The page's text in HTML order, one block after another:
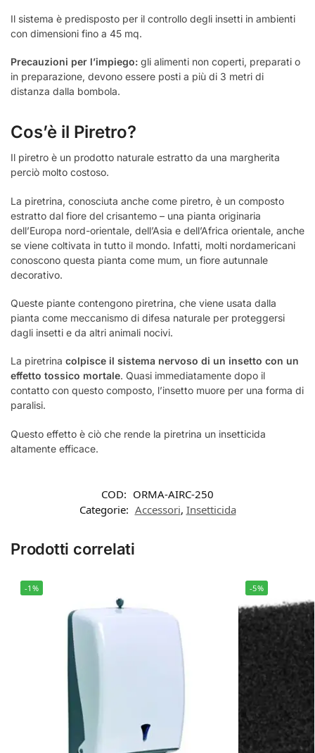
Il sistema è predisposto per il controllo degli insetti in ambienti
con dimensioni fino a 45 mq.
Precauzioni per l’impiego: gli alimenti non coperti, preparati o
in preparazione, devono essere posti a più di 3 metri di
distanza dalla bombola.
Cos’è il Piretro?
Il piretro è un prodotto naturale estratto da una margherita
perciò molto costoso.
La piretrina, conosciuta anche come piretro, è un composto
estratto dal fiore del crisantemo – una pianta originaria
dell’Europa nord-orientale, dell’Asia e dell’Africa orientale, anche
se viene coltivata in tutto il mondo. Infatti, molti nordamericani
conoscono questa pianta come mum, un fiore autunnale
decorativo.
Queste piante contengono piretrina, che viene usata dalla
pianta come meccanismo di difesa naturale per proteggersi
dagli insetti e da altri animali nocivi.
La piretrina colpisce il sistema nervoso di un insetto con un
effetto tossico mortale. Quasi immediatamente dopo il
contatto con questo composto, l’insetto muore per una forma di
paralisi.
Questo effetto è ciò che rende la piretrina un insetticida
altamente efficace.
COD: ORMA-AIRC-250
Categorie: Accessori, Insetticida
Prodotti correlati
-1% -5%